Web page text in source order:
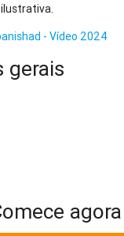
- Vídeo 2024
gerais
agora